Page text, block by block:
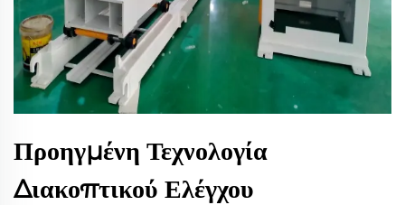
Προηγμένη Τεχνολογία
Διακοπτικού Ελέγχου